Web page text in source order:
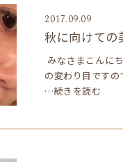
2017.09.09
秋に向けての
みなさまこんに
の変わり目です
…続きを読む